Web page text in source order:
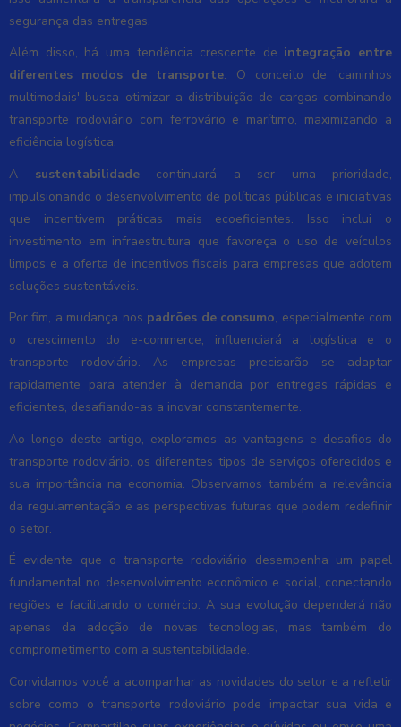
segurança das entregas.
Além disso, há uma tendência crescente de integração entre
diferentes modos de transporte. O conceito de 'caminhos
multimodais' busca otimizar a distribuição de cargas combinando
transporte rodoviário com ferrovário e marítimo, maximizando a
eficiência logística.
A sustentabilidadecontinuará a ser uma prioridade,
impulsionando o desenvolvimento de políticas públicas e iniciativas
que incentivem práticas mais ecoeficientes. Isso inclui o
investimento em infraestrutura que favoreça o uso de veículos
limpos e a oferta de incentivos fiscais para empresas que adotem
soluções sustentáveis.
Por fim, a mudança nos padrões de consumo, especialmente com
o crescimento do e-commerce, influenciará a logística e o
transporte rodoviário. As empresas precisarão se adaptar
rapidamente para atender à demanda por entregas rápidas e
eficientes, desafiando-as a inovar constantemente.
Ao longo deste artigo, exploramos as vantagens e desafios do
transporte rodoviário, os diferentes tipos de serviços oferecidos e
sua importância na economia. Observamos também a relevância
da regulamentação e as perspectivas futuras que podem redefinir
o setor.
É evidente que o transporte rodoviário desempenha um papel
fundamental no desenvolvimento econômico e social, conectando
regiões e facilitando o comércio. A sua evolução dependerá não
apenas da adoção de novas tecnologias, mas também do
comprometimento com a sustentabilidade.
Convidamos você a acompanhar as novidades do setor e a refletir
sobre como o transporte rodoviário pode impactar sua vida e